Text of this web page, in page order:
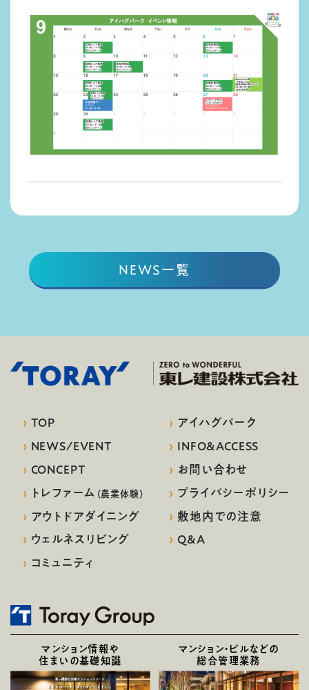
NEWS一覧
› TOP
› NEWS/EVENT
› CONCEPT
›
トレファーム （農業体験）
› アウトドアダイニング
› ウェルネスリビング
› コミュニティ
› アイハグパーク
› INFO&ACCESS
› お問い合わせ
› プライバシーポリシー
›敷地内での注意
›Q&A
マンション情報や
住まいの基礎知識
マンション・ビルなどの
総合管理業務